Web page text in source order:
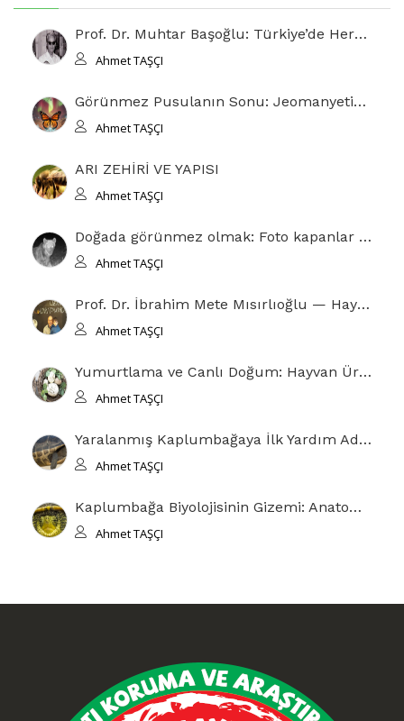
Prof. Dr. Muhtar Başoğlu: Türkiye’de Herpetolojinin Bilimsel Temellerini Atan Öncü
Ahmet TAŞÇI
Görünmez Pusulanın Sonu: Jeomanyetik Çöküş ve Yaban Hayatının Sessiz Kıyameti
Ahmet TAŞÇI
ARI ZEHİRİ VE YAPISI
Ahmet TAŞÇI
Doğada görünmez olmak: Foto kapanlar ve hayvanların görüş alanı
Ahmet TAŞÇI
Prof. Dr. İbrahim Mete Mısırlıoğlu — Hayatı, Akademik Yolculuğu ve Bilimsel Katkıları
Ahmet TAŞÇI
Yumurtlama ve Canlı Doğum: Hayvan Üremesinde Evrimsel Denge
Ahmet TAŞÇI
Yaralanmış Kaplumbağaya İlk Yardım Adımları
Ahmet TAŞÇI
Kaplumbağa Biyolojisinin Gizemi: Anatomisi ve Kabuğun Evrimsel Hikayesi
Ahmet TAŞÇI